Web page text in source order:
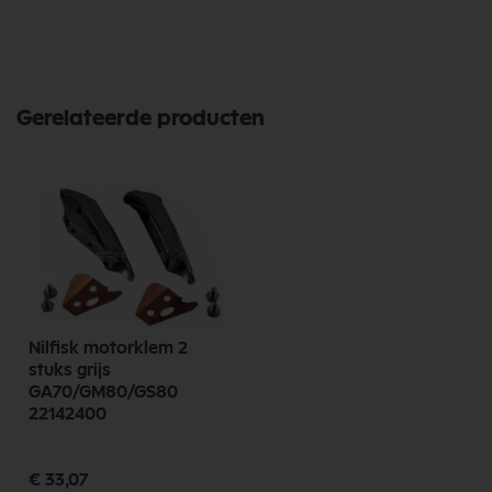
Gerelateerde producten
Nilfisk motorklem 2
stuks grijs
GA70/GM80/GS80
22142400
€ 33,07